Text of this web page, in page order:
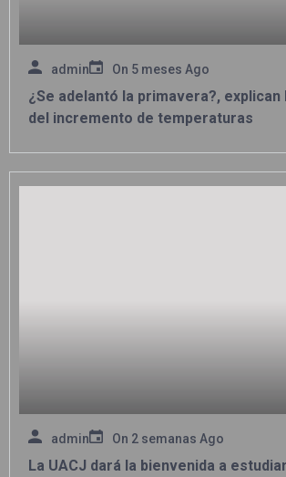
admin On 5 meses Ago
¿Se adelantó la primavera?, explican
del incremento de temperaturas
admin On 2 semanas Ago
La UACJ dará la bienvenida a